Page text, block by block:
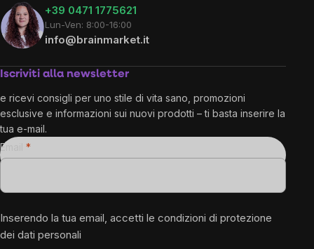
+39 0471 1775621
Lun-Ven: 8:00-16:00
info@brainmarket.it
Iscriviti alla newsletter
e ricevi consigli per uno stile di vita sano, promozioni
esclusive e informazioni sui nuovi prodotti – ti basta inserire la
tua e-mail.
Email
Inserendo la tua email, accetti le condizioni di protezione
dei dati personali